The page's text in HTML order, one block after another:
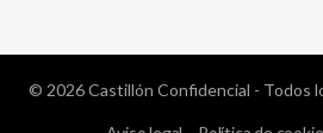
© 2026 Castillón Confidencial - Todos